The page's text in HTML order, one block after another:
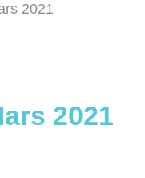
2021
2021